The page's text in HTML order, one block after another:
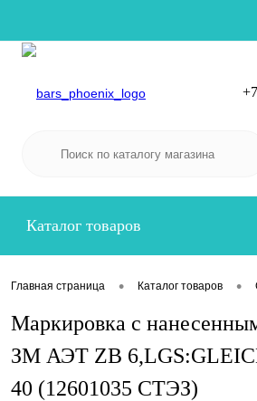
Каталог товаров
Главная страница • Каталог товаров •
Маркировка с
ЗМ АЭТ ZB
40 (12601035 СТЭЗ)